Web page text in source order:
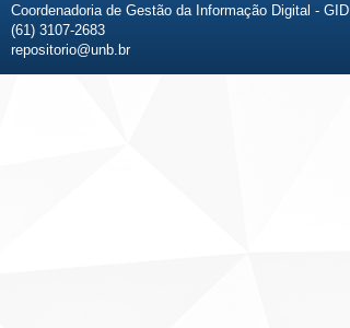
Coordenadoria de Gestão da Informação Digital - GID
(61) 3107-2683
repositorio@unb.br